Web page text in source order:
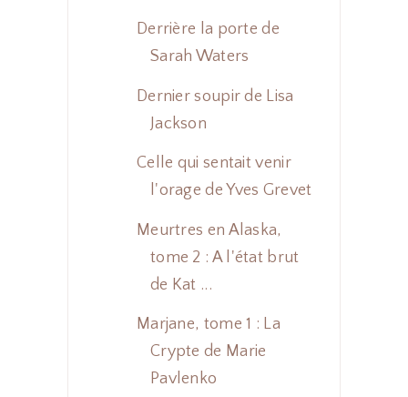
Derrière la porte de
Sarah Waters
Dernier soupir de Lisa
Jackson
Celle qui sentait venir
l'orage de Yves Grevet
Meurtres en Alaska,
tome 2 : A l'état brut
de Kat ...
Marjane, tome 1 : La
Crypte de Marie
Pavlenko